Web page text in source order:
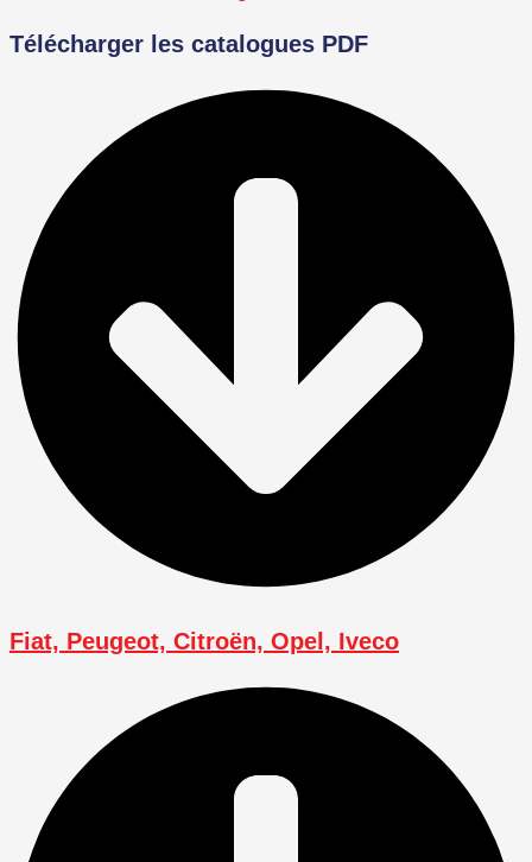
Télécharger les catalogues PDF
Fiat, Peugeot, Citroën, Opel, Iveco